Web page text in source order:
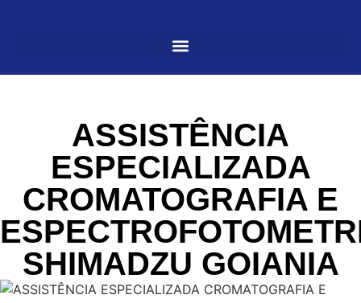
ASSISTÊNCIA
ESPECIALIZADA
CROMATOGRAFIA E
SHIMADZU GOIANIA